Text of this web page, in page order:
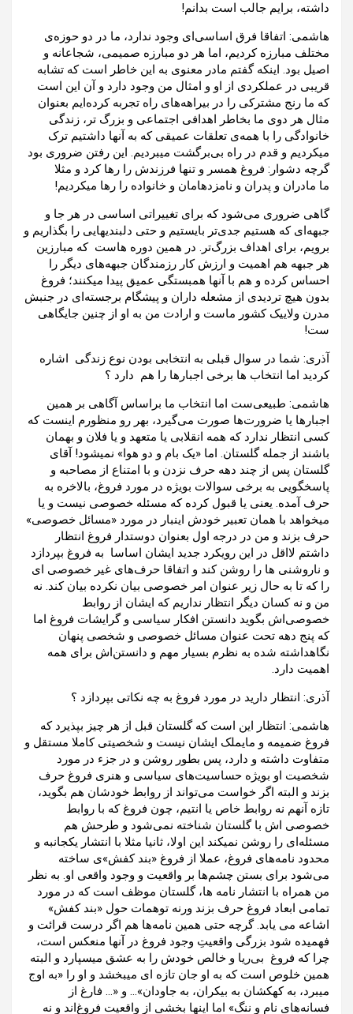
داشته، برایم جالب است بدانم!
هاشمی: اتفاقا فرق اساسی‌ای وجود ندارد، ما در دو حوزه‌ی
مختلف مبارزه کردیم، اما هر دو مبارزه صمیمی، شجاعانه و
اصیل بود. اینکه گفتم مادر معنوی به این خاطر است که تشابه
قریبی در عملکردی از او و امثال من وجود دارد و آن این است
که ما رنج مشترکی را در بیراهه‌های راه تجربه کرده‌ایم بعنوان
مثال هر دوی ما بخاطر اهدافی اجتماعی و بزرگ ‌تر، زندگی
خانوادگی را با همه‌ی تعلقات عمیقی که به آنها داشتیم ترک
میکردیم و قدم در راه بی‌برگشت میبردیم. این رفتن ضروری بود
گرچه دشوار: فروغ همسر و تنها فرزندش را رها کرد و مثلا
ما مادران و پدران و نامزدهامان و خانواده را رها میکردیم!
گاهی ضروری می‌شود که برای تغییراتی اساسی در هر جا و
جبهه‌ای که هستیم جدی‌تر بایستیم و حتی دلبندیهایی را بگذاریم و
برویم، برای اهداف بزرگ‌تر. در همین دوره هاست که مبارزین
هر جبهه هم اهمیت و ارزش کار رزمندگان جبهه‌های دیگر را
احساس کرده و هم با آنها همبستگی عمیق پیدا میکنند؛ فروغ
بدون هیچ تردیدی از مشعله داران و ‌پیشگام برجسته‌ای در جنبش
مدرن ولاییک کشور ماست و ارادت من به او از چنین جایگاهی
ست!
آذری: شما در سوال قبلی به انتخابی بودن نوع زندگی اشاره
کردید اما انتخاب ها برخی اجبارها را هم دارد ؟
هاشمی: طبیعی‌ست اما انتخاب ما براساس آگاهی بر همین
اجبارها یا ضرورت‌ها صورت می‌گیرد، بهر رو منظورم اینست که
کسی انتظار ندارد که همه انقلابی یا متعهد و یا فلان و بهمان
باشند از جمله گلستان. اما «یک بام و دو هوا» نمیشود! آقای
گلستان ‌پس از چند دهه حرف نزدن و با امتناع از مصاحبه و
پاسخگویی به برخی سوالات بویژه در مورد فروغ، بالاخره به
حرف آمده. یعنی یا قبول کرده که مسئله خصوصی نیست و یا
میخواهد با همان تعبیر خودش اینبار در مورد «مسائل خصوصی»
حرف بزند و من در درجه اول بعنوان دوستدار فروغ انتظار
داشتم لااقل در این رویکرد جدید ایشان اساسا به فروغ بپردازد
و ناروشنی ها را روشن کند و اتفاقا حرف‌های غیر خصوصی ای
را که تا به حال زیر عنوان امر خصوصی بیان نکرده بیان کند. نه
من و نه کسان دیگر انتظار نداریم که ایشان از روابط
خصوصی‌اش بگوید دانستن افکار سیاسی و گرایشات فروغ اما
که پنج دهه تحت عنوان مسائل خصوصی و شخصی پنهان
نگاهداشته شده به نظرم بسیار مهم و دانستن‌اش برای همه
اهمیت دارد.
آذری: انتظار دارید در مورد فروغ به چه نکاتی بپردازد ؟
هاشمی: انتظار این است که گلستان قبل از هر چیز بپذیرد که
فروغ ضمیمه و مایملک ایشان نیست و شخصیتی کاملا مستقل و
متفاوت داشته و دارد، پس بطور روشن و در جزء در مورد
شخصیت او بویژه حساسیت‌های سیاسی و هنری فروغ حرف
بزند و البته اگر خواست می‌تواند از روابط خودشان هم بگوید،
تازه آنهم نه روابط خاص یا انتیم، چون فروغ که با روابط
خصوصی اش با گلستان شناخته نمی‌شود و طرحش هم
مسئله‌ای را روشن نمیکند این اولا، ثانیا مثلا با انتشار یکجانبه و
محدود نامه‌های فروغ، عملا از فروغ «بند کفش»ی ساخته
می‌شود برای بستن چشم‌ها بر واقعیت و وجود واقعی او. به نظر
من همراه با انتشار نامه ها، گلستان موظف است که در مورد
تمامی ابعاد فروغ حرف بزند ورنه توهمات حول «بند کفش»
اشاعه می یابد. گرچه حتی همین نامه‌ها هم اگر درست قرائت و
فهمیده شود بزرگی واقعیتِ وجود فروغ در آنها منعکس است،
چرا که فروغ بی‌ریا و خالص خودش را به عشق میسپارد و البته
همین خلوص است که به او جان تازه ای میبخشد و او را «به اوج
میبرد، به کهکشان به بیکران، به جاودان»… و «… فارغ از
فسانه‌های نام و ننگ» اما اینها بخشی از واقعیت فروغ‌اند و نه